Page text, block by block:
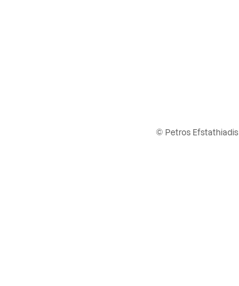
© Petros Efstathiadis